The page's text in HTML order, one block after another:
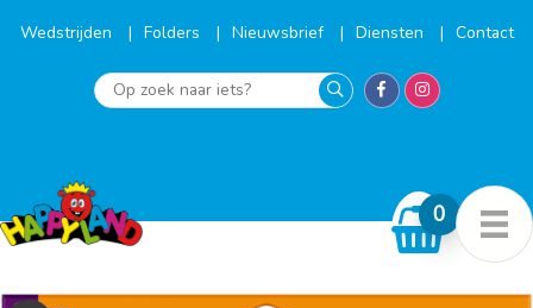
naarWedstrijden Folders Nieuwsbrief Diensten Contact
Op